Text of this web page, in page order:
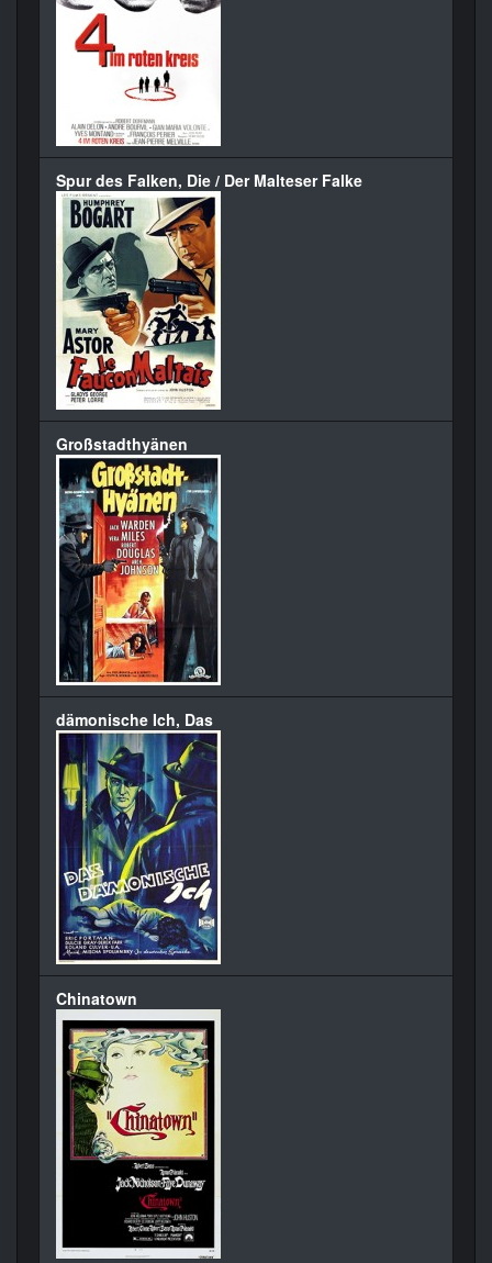
Spur des Falken, Die / Der Malteser Falke
Großstadthyänen
dämonische Ich, Das
Chinatown